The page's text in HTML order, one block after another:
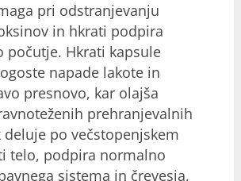
pri odstranjevanju
in hkrati podpira
počutje. Hkrati kapsule
napade lakote in
presnovo, kar olajša
prehranjevalnih
deluje po večstopenjskem
telo, podpira normalno
sistema in črevesja,